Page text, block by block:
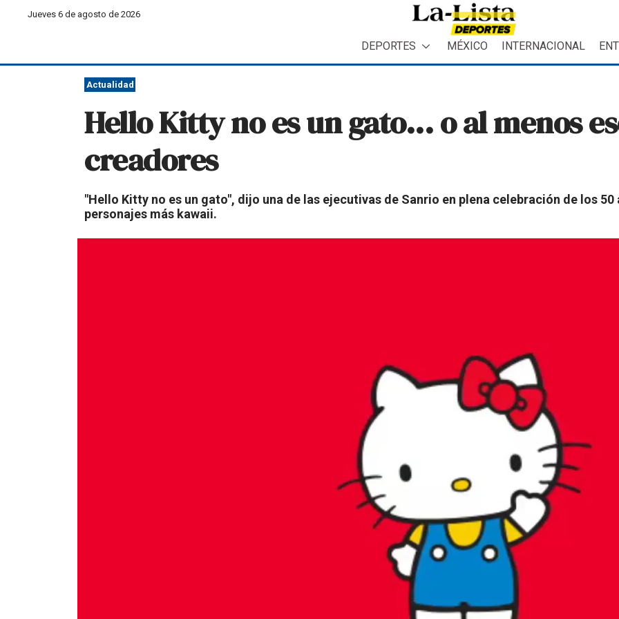
Jueves 6 de agosto de 2026
DEPORTES MÉXICO INTERNACIONAL
Actualidad
Hello Kitty no es un gato... o al menos
creadores
"Hello Kitty no es un gato", dijo una de las ejecutivas de Sanrio en plena celebración de los 50
personajes más kawaii.